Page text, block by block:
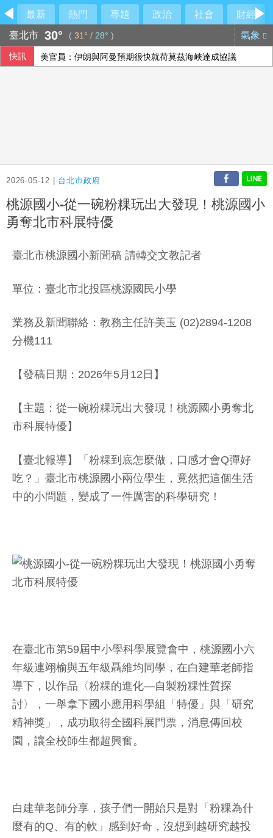
最新 熱門 專題 政治 社會
財經
臺北市 30° ( 31° / 28° ) 氣象
快訊 美官員：伊朗與阿曼預期很快就荷莫茲海峽達成協議
2026-05-12 | 台北市政府
桃源國小-從一碗粉粿玩出大發現！桃源國小
勇奪北市科展特優
臺北市桃源國小新聞稿 請轉交文教記者
單位：臺北市北投區桃源國民小學
業務及新聞聯絡：教務主任許美玉 (02)2894-1208
分機111
【發稿日期：2026年5月12日】
【主題：從一碗粉粿玩出大發現！桃源國小勇奪北
市科展特優】
【臺北報導】「粉粿到底怎麼做，口感才會Q彈好
吃？」臺北市桃源國小兩位學生，竟然把這個生活
中的小問題，變成了一件厲害的科學研究！
在臺北市第59屆中小學科學展覽會中，桃源國小六
年級連翊榆與五年級聶維均同學，在白建華老師指
導下，以作品〈粉粿的進化—自製粉粿性質探
討〉，一舉拿下國小應用科學組「特優」與「研究
精神獎」，成功取得全國科展門票，消息傳回校
園，讓全校師生都超興奮。
白建華老師分享，孩子們一開始只是對「粉粿為什
麼有的Q、有的軟」感到好奇，沒想到越研究越投